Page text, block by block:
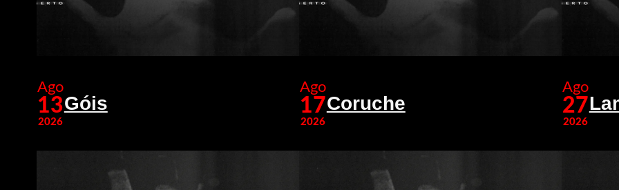
Ago
13
2026
Góis
Ago
17
2026
Coruche
Ago
27
2026